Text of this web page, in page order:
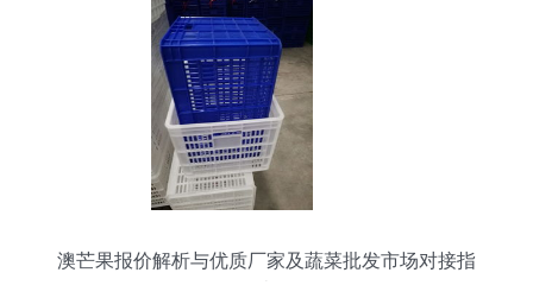
澳芒果报价解析与优质厂家及蔬菜批发市场对接指